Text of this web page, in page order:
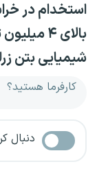
استخدام در
بالای ۴
شیمیایی بتن
کارفرما هستید؟
دنبال